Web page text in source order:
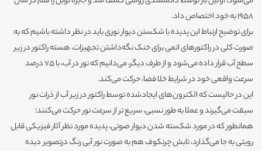
1958 به خود اختصاص داد.
برای توضیح ارتباط این پدیده با شکستن دیوار نوری باید در نظر داشته باشیم که به
صورت کلی در راکتورهای اتمی برای خنک نگه‌داشتن تجهیزات، هسته راکتور در زیر
سطح آب قرار داده می‌شود و از طرف دیگر، می‌دانیم که نور در آب، با 75 درصد
سرعت واقعی خود در شرایط خلا فضا، حرکت می‌کند.
این در حالیست که الکترون‌های ایجادشده توسط راکتور در زیر آب از ذرات نور
سبقت می‌گیرند و عملا به طور نسبی، سریع تر از سرعت نور حرکت می‌کنند؛
همانطور که در مورد شکسته شدن دیوار صوتی، پدیده مورد نظر آثار فیزیکی قابل
رویتی به جا می‌گذارد،‌ تابش چرنکوف هم به صورت نور آبی رنگ درتصویر دیده